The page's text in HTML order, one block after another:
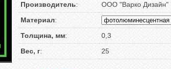
Производитель:
ООО "Варко Дизайн"
Материал:
Толщина, мм:
0,3
Вес, г: 25